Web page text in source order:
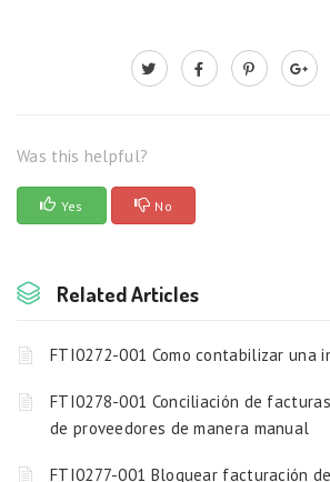
Was this helpful?
Yes No
Related Articles
FTI0272-001 Como contabilizar una
FTI0278-001 Conciliación de
de proveedores de manera manual
FTI0277-001 Bloquear facturación